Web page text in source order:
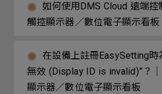
如何使用DMS Cloud 遠端
觸控顯示器／數位電子顯示看板
在設備上註冊EasySetting時
無效 (Display ID is invalid)”？
顯示器／數位電子顯示看板